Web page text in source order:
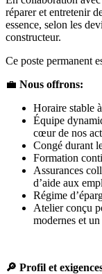
réparer et entretenir
essence, selon les
constructeur.
Ce poste permanent
💼 Nous offrons:
Horaire stable
Équipe
cœur de nos
Congé durant
Formation
Assurances
d’aide aux
Régime
Atelier conçu
modernes et
🔎 Profil et